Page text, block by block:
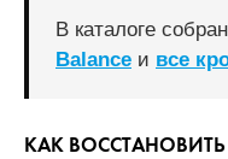
В каталоге
Balance и все
КАК